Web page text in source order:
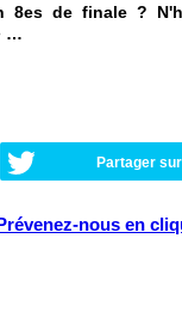
8es de finale ?
…
Partager
nous en